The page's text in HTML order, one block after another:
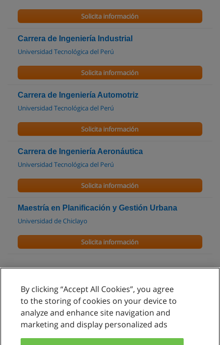
Solicita información
Carrera de Ingeniería Industrial
Universidad Tecnológica del Perú
Solicita información
Carrera de Ingeniería Automotriz
Universidad Tecnológica del Perú
Solicita información
Carrera de Ingeniería Aeronáutica
Universidad Tecnológica del Perú
Solicita información
Maestría en Planificación y Gestión Urbana
Universidad de Chiclayo
Solicita información
Reglas de uso
Privacidad de datos
By clicking “Accept All Cookies”, you agree
to the storing of cookies on your device to
analyze and enhance site navigation and
marketing and display personalized ads